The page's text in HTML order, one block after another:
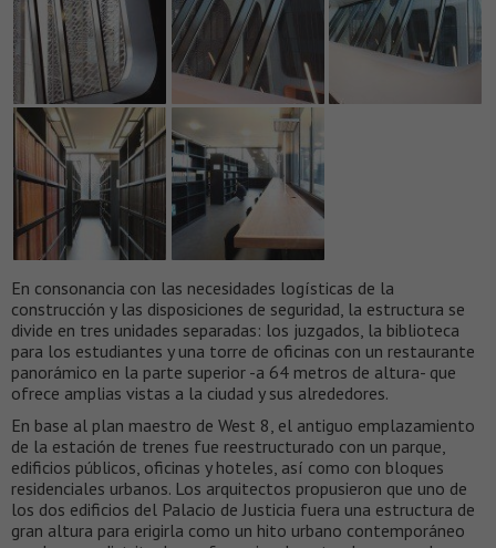
En consonancia con las necesidades logísticas de la
construcción y las disposiciones de seguridad, la estructura se
divide en tres unidades separadas: los juzgados, la biblioteca
para los estudiantes y una torre de oficinas con un restaurante
panorámico en la parte superior -a 64 metros de altura- que
ofrece amplias vistas a la ciudad y sus alrededores.
En base al plan maestro de West 8, el antiguo emplazamiento
de la estación de trenes fue reestructurado con un parque,
edificios públicos, oficinas y hoteles, así como con bloques
residenciales urbanos. Los arquitectos propusieron que uno de
los dos edificios del Palacio de Justicia fuera una estructura de
gran altura para erigirla como un hito urbano contemporáneo